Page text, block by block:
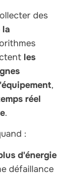
des
la
les
,
réel
.
:
d'énergie
défaillance